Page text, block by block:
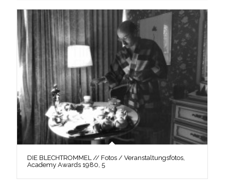
DIE BLECHTROMMEL // Fotos / Veranstaltungsfotos,
Academy Awards 1980, 5